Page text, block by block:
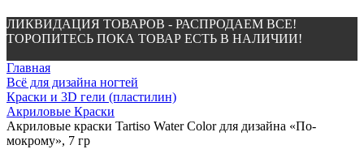
ЛИКВИДАЦИЯ ТОВАРОВ - РАСПРОДАЕМ ВСЕ!
ТОРОПИТЕСЬ ПОКА ТОВАР ЕСТЬ В НАЛИЧИИ!
Главная
Всё для дизайна ногтей
Краски и 3D гели (пластилин)
Акриловые Краски
Акриловые краски Tartiso Water Color для дизайна «По-
мокрому», 7 гр